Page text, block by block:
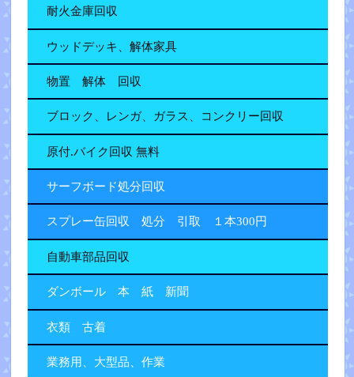
耐火金庫回収
ウッドデッキ、解体家具
物置 解体 回収
ブロック、レンガ、ガラス、コンクリー回収
原付.バイク回収 無料
サーフボード処分回収
スプレー缶回収 処分 引取 １本300円
自動車部品回収
ダンボール 本 紙 新聞
衣類 古着
業務用、大型品、作業